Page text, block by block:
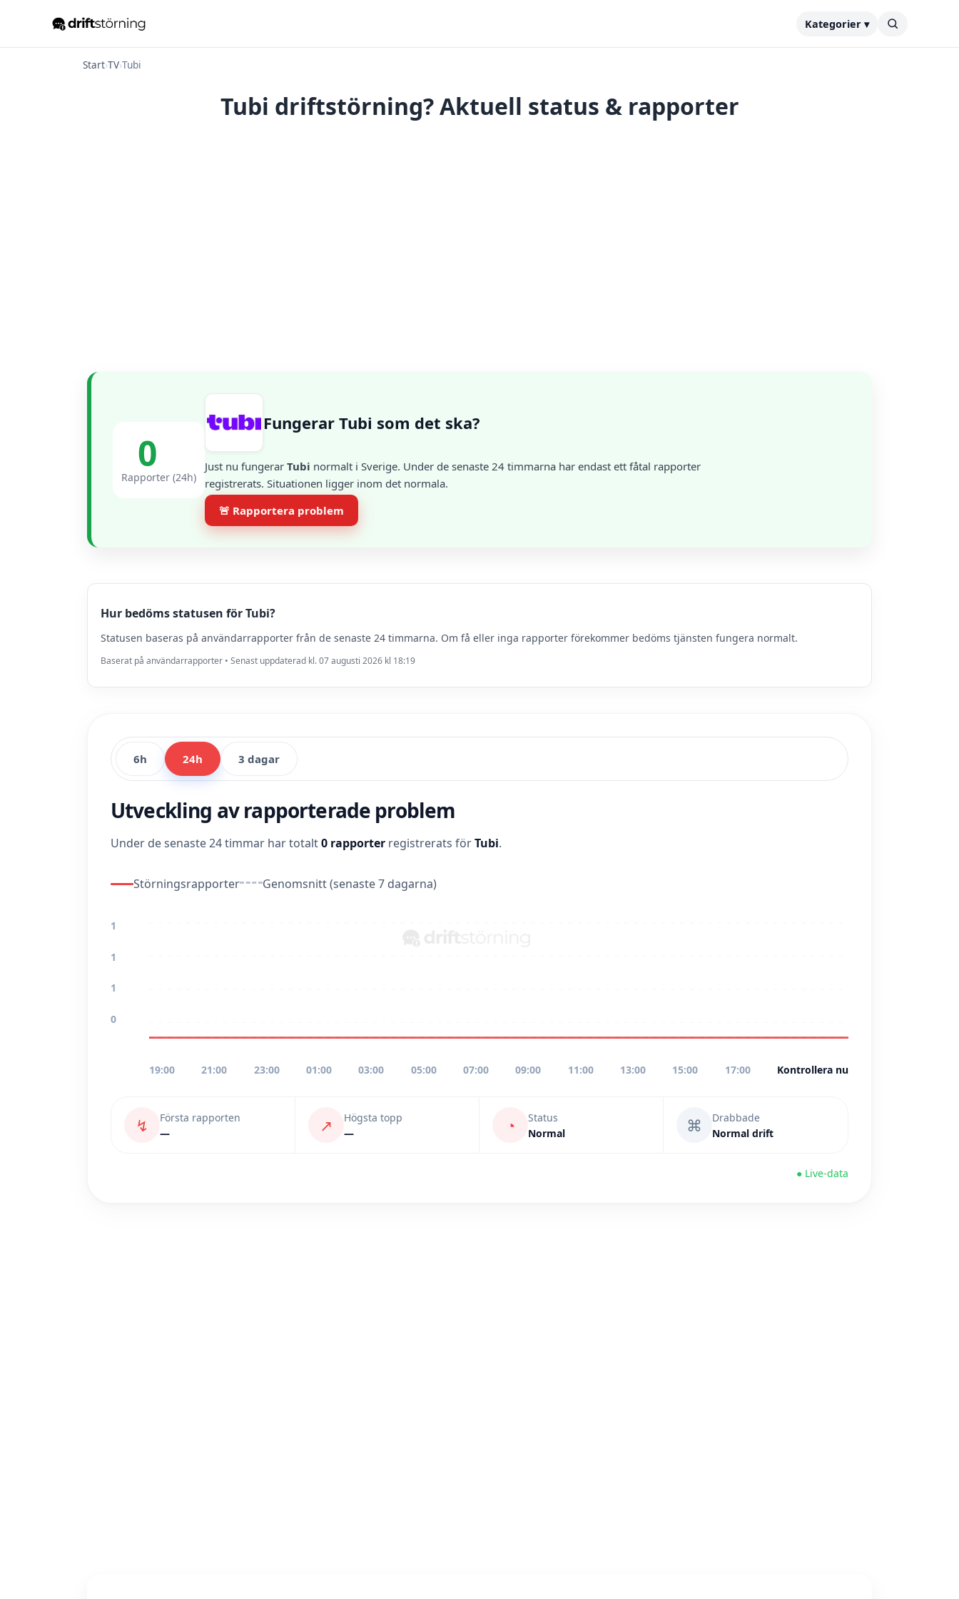
Kategorier ▾
Start›TV›Tubi
Tubi driftstörning? Aktuell status & rapporter
0
Rapporter (24h)
Fungerar Tubi som det ska?
Just nu fungerar Tubi normalt i Sverige. Under de senaste 24 timmarna har endast ett fåtal rapporter
registrerats. Situationen ligger inom det normala.
🚨 Rapportera problem
Hur bedöms statusen för Tubi?
Statusen baseras på användarrapporter från de senaste 24 timmarna. Om få eller inga rapporter förekommer bedöms tjänsten fungera normalt.
Baserat på användarrapporter • Senast uppdaterad kl. 07 augusti 2026 kl 18:19
6h 24h 3 dagar
Utveckling av rapporterade problem
Under de senaste 24 timmar har totalt0 rapporter registrerats förTubi.
Störningsrapporter Genomsnitt (senaste 7 dagarna)
1
1
1
0
19:00 21:00 23:00 01:00 03:00 05:00 07:00 09:00 11:00 13:00 15:00 17:00 Kontrollera nu
↯
Första rapporten
—
↗
Högsta topp
—
◔
Status
Normal
⌘
Drabbade
Normal drift
● Live-data